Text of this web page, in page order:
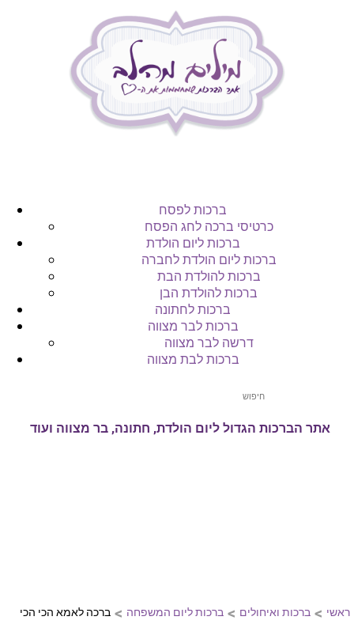
ברכות לפסח
כרטיסי ברכה לחג הפסח
ברכות ליום הולדת
ברכות ליום הולדת לחברה
ברכות להולדת הבת
ברכות להולדת הבן
ברכות לחתונה
ברכות לבר מצווה
דרשה לבר מצווה
ברכות לבת מצווה
אתר הברכות הגדול ליום הולדת, חתונה, בר מצווה ועוד
ראשי > ברכות ואיחולים > ברכות ליום המשפחה > ברכה לאמא הכי הכי